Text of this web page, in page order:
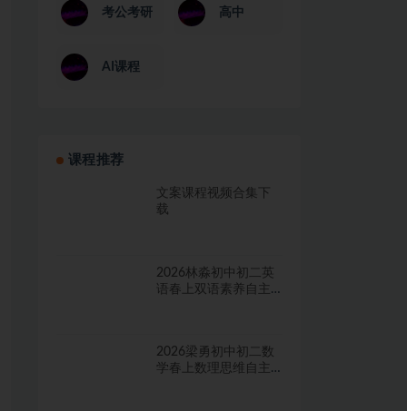
考公考研 高中
AI课程
课程推荐
文案课程视频合集下
载
2026林淼初中初二英
语春上双语素养自主
2026梁勇初中初二数
学春上数理思维自主